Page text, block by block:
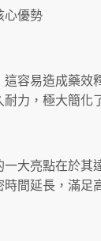
心優勢
容易造成藥
力，極大簡化
大亮點在於
間延長，滿足